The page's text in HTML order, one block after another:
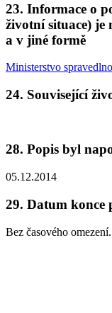
23. Informace o
životní situace) je
a v jiné formě
Ministerstvo
24. Související
28. Popis byl
05.12.2014
29. Datum konce
Bez časového omezení.